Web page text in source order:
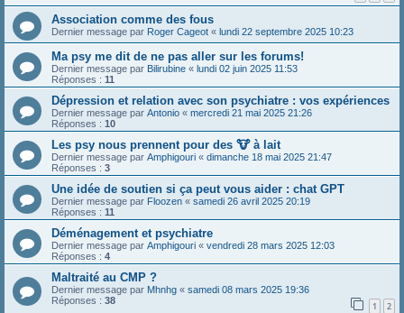
Association comme des fous
Dernier message par Roger Cageot « lundi 22 septembre 2025 10:23
Ma psy me dit de ne pas aller sur les forums!
Dernier message par Bilirubine « lundi 02 juin 2025 11:53
Réponses : 11
Dépression et relation avec son psychiatre : vos expériences
Dernier message par Antonio « mercredi 21 mai 2025 21:26
Réponses : 10
Les psy nous prennent pour des 🐮 à lait
Dernier message par Amphigouri « dimanche 18 mai 2025 21:47
Réponses : 3
Une idée de soutien si ça peut vous aider : chat GPT
Dernier message par Floozen « samedi 26 avril 2025 20:19
Réponses : 11
Déménagement et psychiatre
Dernier message par Amphigouri « vendredi 28 mars 2025 12:03
Réponses : 4
Maltraité au CMP ?
Dernier message par Mhnhg « samedi 08 mars 2025 19:36
Réponses : 38 1 2